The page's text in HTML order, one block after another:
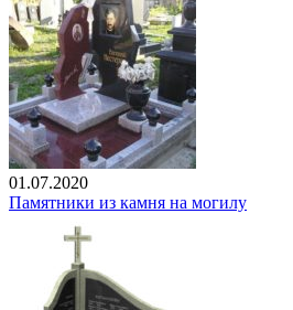
01.07.2020
Памятники из камня на могилу